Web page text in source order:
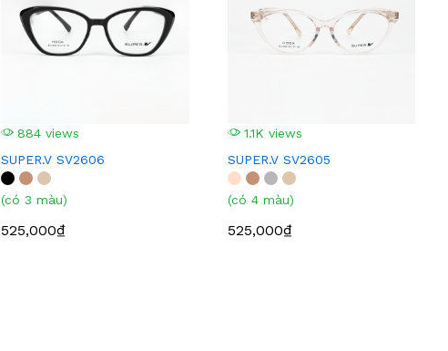
884 views
SUPER.V SV2606
(có 3 màu)
525,000₫
1.1K views
SUPER.V SV2605
(có 4 màu)
525,000₫